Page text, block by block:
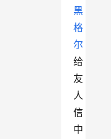
黑
格
尔
给
友
人
信
中